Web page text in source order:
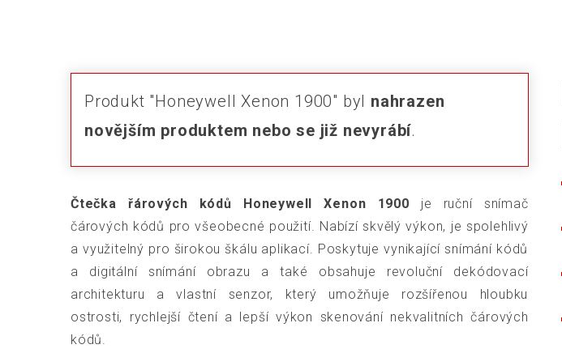
Produkt "Honeywell Xenon 1900" byl nahrazen
novějším produktem nebo se již nevyrábí.
Čtečka řárových kódů Honeywell Xenon 1900 je ruční snímač
čárových kódů pro všeobecné použití. Nabízí skvělý výkon, je spolehlivý
a využitelný pro širokou škálu aplikací. Poskytuje vynikající snímání kódů
a digitální snímání obrazu a také obsahuje revoluční dekódovací
architekturu a vlastní senzor, který umožňuje rozšířenou hloubku
ostrosti, rychlejší čtení a lepší výkon skenování nekvalitních čárových
kódů.